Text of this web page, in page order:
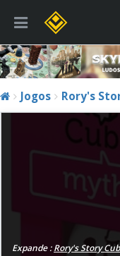
Jogos Rory's
Expande :Rory's Story